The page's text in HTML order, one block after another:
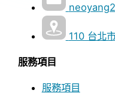
110 台北
服務項目
服務項目